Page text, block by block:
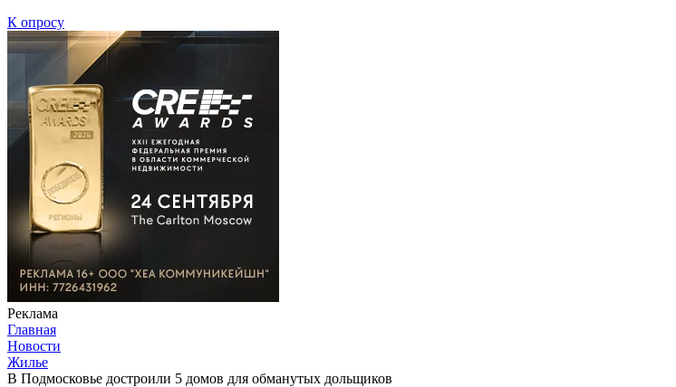
К опросу
Реклама
Главная
Новости
Жилье
В Подмосковье достроили 5 домов для обманутых дольщиков